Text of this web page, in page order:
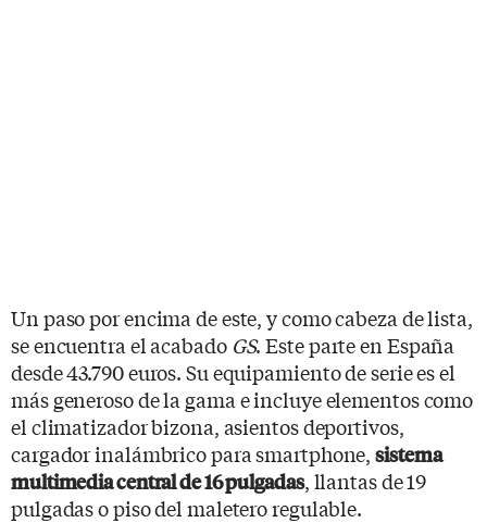
Un paso por encima de este, y como cabeza de lista,
se encuentra el acabado GS. Este parte en España
desde 43.790 euros. Su equipamiento de serie es el
más generoso de la gama e incluye elementos como
el climatizador bizona, asientos deportivos,
cargador inalámbrico para smartphone,sistema
multimedia central de 16 pulgadas, llantas de 19
pulgadas o piso del maletero regulable.